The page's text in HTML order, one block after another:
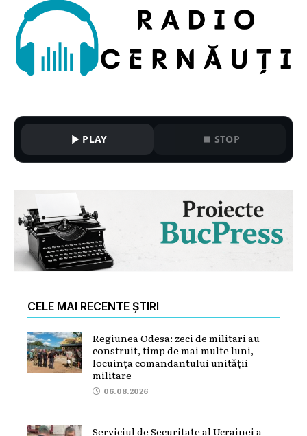
PLAY STOP
CELE MAI RECENTE ȘTIRI
Regiunea Odesa: zeci de militari au
construit, timp de mai multe luni,
locuința comandantului unității
militare
06.08.2026
Serviciul de Securitate al Ucrainei a